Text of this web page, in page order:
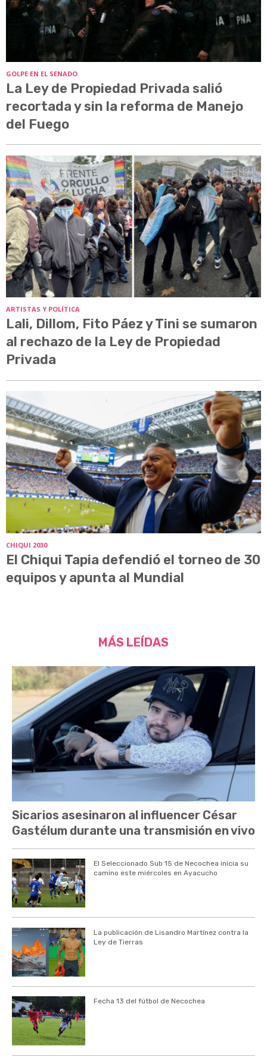
GOLPE EN EL SENADO
La Ley de Propiedad Privada salió
recortada y sin la reforma de Manejo
del Fuego
ARTISTAS Y POLÍTICA
Lali, Dillom, Fito Páez y Tini se sumaron
al rechazo de la Ley de Propiedad
Privada
CHIQUI 2030
El Chiqui Tapia defendió el torneo de 30
equipos y apunta al Mundial
MÁS LEÍDAS
Sicarios asesinaron al influencer César
Gastélum durante una transmisión en vivo
El Seleccionado Sub 15 de Necochea inicia su
camino este miércoles en Ayacucho
La publicación de Lisandro Martínez contra la
Ley de Tierras
Fecha 13 del fútbol de Necochea